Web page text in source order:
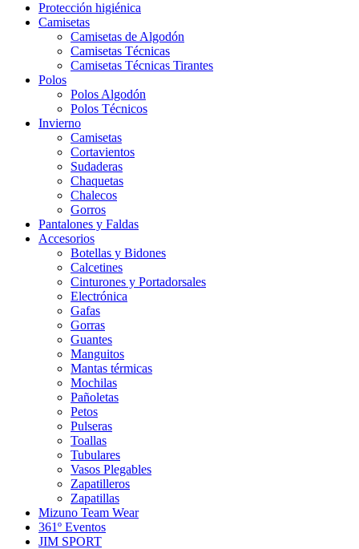
Protección higiénica
Camisetas
Camisetas de Algodón
Camisetas Técnicas
Camisetas Técnicas Tirantes
Polos
Polos Algodón
Polos Técnicos
Invierno
Camisetas
Cortavientos
Sudaderas
Chaquetas
Chalecos
Gorros
Pantalones y Faldas
Accesorios
Botellas y Bidones
Calcetines
Cinturones y Portadorsales
Electrónica
Gafas
Gorras
Guantes
Manguitos
Mantas térmicas
Mochilas
Pañoletas
Petos
Pulseras
Toallas
Tubulares
Vasos Plegables
Zapatilleros
Zapatillas
Mizuno Team Wear
361º Eventos
JIM SPORT